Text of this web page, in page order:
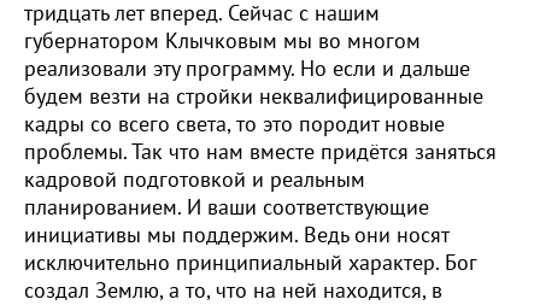
тридцать лет вперед. Сейчас с нашим
губернатором Клычковым мы во многом
реализовали эту программу. Но если и дальше
будем везти на стройки неквалифицированные
кадры со всего света, то это породит новые
проблемы. Так что нам вместе придётся заняться
кадровой подготовкой и реальным
планированием. И ваши соответствующие
инициативы мы поддержим. Ведь они носят
исключительно принципиальный характер. Бог
создал Землю, а то, что на ней находится, в